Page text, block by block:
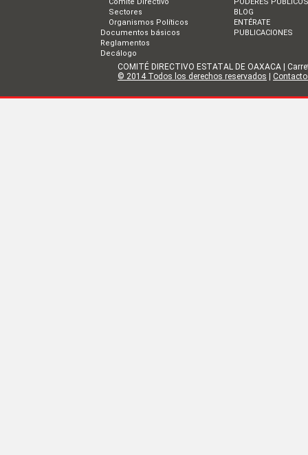
Sectores
Organismos Políticos
Documentos básicos
Reglamentos
Decálogo
BLOG
ENTÉRATE
PUBLICACIONES
COMITÉ DIRECTIVO ESTATAL DE OAXACA |
© 2014 Todos los derechos reservados